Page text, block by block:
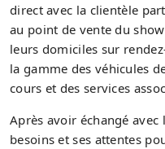
direct avec la clientèle
au point de vente du
leurs domiciles sur
la gamme des véhicules
cours et des services
Après avoir échangé
besoins et ses attentes